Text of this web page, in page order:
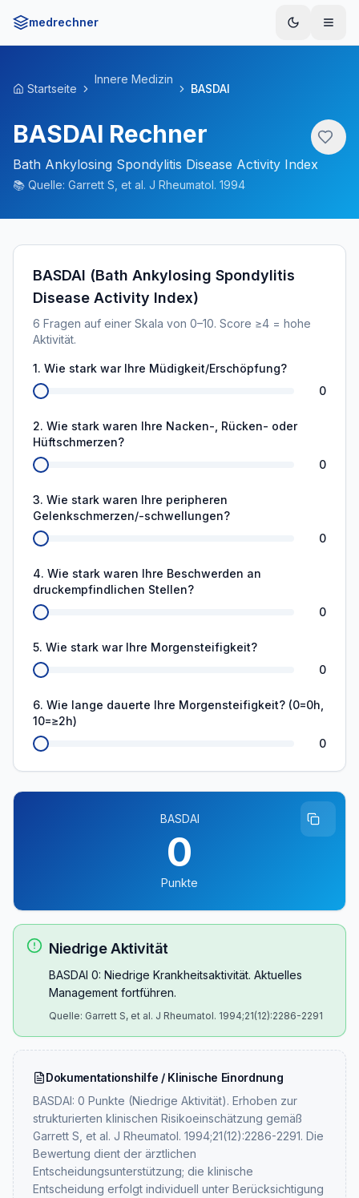
medrechner
Startseite
Innere Medizin
BASDAI
BASDAI Rechner
Bath Ankylosing Spondylitis Disease Activity Index
📚 Quelle: Garrett S, et al. J Rheumatol. 1994
BASDAI (Bath Ankylosing Spondylitis
Disease Activity Index)
6 Fragen auf einer Skala von 0–10. Score ≥4 = hohe
Aktivität.
1. Wie stark war Ihre Müdigkeit/Erschöpfung?
0
2. Wie stark waren Ihre Nacken-, Rücken- oder
Hüftschmerzen?
0
3. Wie stark waren Ihre peripheren
Gelenkschmerzen/-schwellungen?
0
4. Wie stark waren Ihre Beschwerden an
druckempfindlichen Stellen?
0
5. Wie stark war Ihre Morgensteifigkeit?
0
6. Wie lange dauerte Ihre Morgensteifigkeit? (0=0h,
10=≥2h)
0
BASDAI
0
Punkte
Niedrige Aktivität
BASDAI 0: Niedrige Krankheitsaktivität. Aktuelles
Management fortführen.
Quelle: Garrett S, et al. J Rheumatol. 1994;21(12):2286-2291
Dokumentationshilfe / Klinische Einordnung
BASDAI: 0 Punkte (Niedrige Aktivität). Erhoben zur
strukturierten klinischen Risikoeinschätzung gemäß
Garrett S, et al. J Rheumatol. 1994;21(12):2286-2291. Die
Bewertung dient der ärztlichen
Entscheidungsunterstützung; die klinische
Entscheidung erfolgt individuell unter Berücksichtigung